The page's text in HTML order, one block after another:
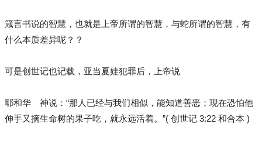
箴言书说的智慧，也就是上帝所谓的智慧，与蛇所谓的智慧，有
什么本质差异呢？？
可是创世记也记载，亚当夏娃犯罪后，上帝说
耶和华 神说：“那人已经与我们相似，能知道善恶；现在恐怕他
伸手又摘生命树的果子吃，就永远活着。”( 创世记 3:22 和合本 )